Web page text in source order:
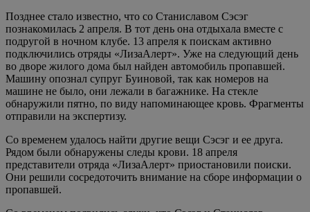
Позднее стало известно, что со Станиславом Сэсэг
познакомилась 2 апреля. В тот день она отдыхала вместе с
подругой в ночном клубе. 13 апреля к поискам активно
подключились отряды «ЛизаАлерт». Уже на следующий день
во дворе жилого дома был найден автомобиль пропавшей.
Машину опознал супруг Буиновой, так как номеров на
машине не было, они лежали в багажнике. На стекле
обнаружили пятно, по виду напоминающее кровь. Фрагменты
отправили на экспертизу.
Со временем удалось найти другие вещи Сэсэг и ее друга.
Рядом были обнаружены следы крови. 18 апреля
представители отряда «ЛизаАлерт» приостановили поиски.
Они решили сосредоточить внимание на сборе информации о
пропавшей.